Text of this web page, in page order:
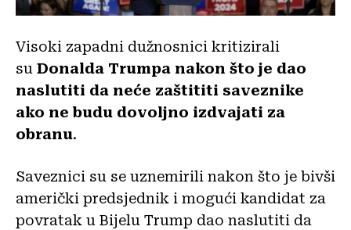
Visoki zapadni dužnosnici kritizirali
su Donalda Trumpa nakon što je dao
naslutiti da neće zaštititi saveznike
ako ne budu dovoljno izdvajati za
obranu.
Saveznici su se uznemirili nakon što je bivši
američki predsjednik i mogući kandidat za
povratak u Bijelu Trump dao naslutiti da